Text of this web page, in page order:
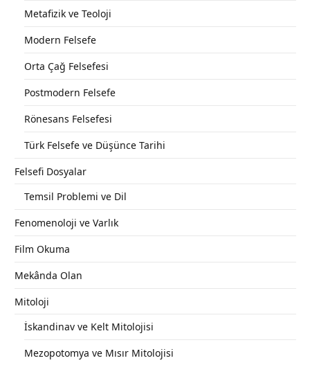
Metafizik ve Teoloji
Modern Felsefe
Orta Çağ Felsefesi
Postmodern Felsefe
Rönesans Felsefesi
Türk Felsefe ve Düşünce Tarihi
Felsefi Dosyalar
Temsil Problemi ve Dil
Fenomenoloji ve Varlık
Film Okuma
Mekânda Olan
Mitoloji
İskandinav ve Kelt Mitolojisi
Mezopotomya ve Mısır Mitolojisi